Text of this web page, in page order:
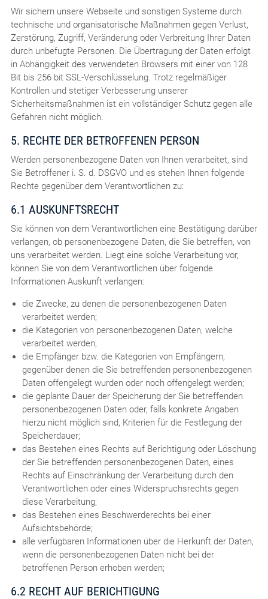
Wir sichern unsere Webseite und sonstigen Systeme durch
technische und organisatorische Maßnahmen gegen Verlust,
Zerstörung, Zugriff, Veränderung oder Verbreitung Ihrer Daten
durch unbefugte Personen. Die Übertragung der Daten erfolgt
in Abhängigkeit des verwendeten Browsers mit einer von 128
Bit bis 256 bit SSL-Verschlüsselung. Trotz regelmäßiger
Kontrollen und stetiger Verbesserung unserer
Sicherheitsmaßnahmen ist ein vollständiger Schutz gegen alle
Gefahren nicht möglich.
5. RECHTE DER BETROFFENEN PERSON
Werden personenbezogene Daten von Ihnen verarbeitet, sind
Sie Betroffener i. S. d. DSGVO und es stehen Ihnen folgende
Rechte gegenüber dem Verantwortlichen zu:
6.1 AUSKUNFTSRECHT
Sie können von dem Verantwortlichen eine Bestätigung darüber
verlangen, ob personenbezogene Daten, die Sie betreffen, von
uns verarbeitet werden. Liegt eine solche Verarbeitung vor,
können Sie von dem Verantwortlichen über folgende
Informationen Auskunft verlangen:
die Zwecke, zu denen die personenbezogenen Daten
verarbeitet werden;
die Kategorien von personenbezogenen Daten, welche
verarbeitet werden;
die Empfänger bzw. die Kategorien von Empfängern,
gegenüber denen die Sie betreffenden personenbezogenen
Daten offengelegt wurden oder noch offengelegt werden;
die geplante Dauer der Speicherung der Sie betreffenden
personenbezogenen Daten oder, falls konkrete Angaben
hierzu nicht möglich sind, Kriterien für die Festlegung der
Speicherdauer;
das Bestehen eines Rechts auf Berichtigung oder Löschung
der Sie betreffenden personenbezogenen Daten, eines
Rechts auf Einschränkung der Verarbeitung durch den
Verantwortlichen oder eines Widerspruchsrechts gegen
diese Verarbeitung;
das Bestehen eines Beschwerderechts bei einer
Aufsichtsbehörde;
alle verfügbaren Informationen über die Herkunft der Daten,
wenn die personenbezogenen Daten nicht bei der
betroffenen Person erhoben werden;
6.2 RECHT AUF BERICHTIGUNG